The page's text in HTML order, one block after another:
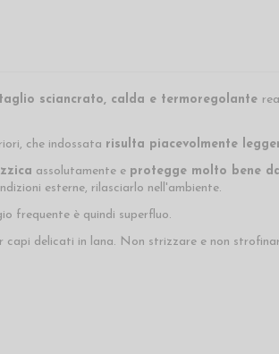
taglio sciancrato, calda e termoregolante
che indossata risulta piacevolmente
assolutamente e protegge molto bene
esterne, rilasciarlo nell'ambiente.
frequente è quindi superfluo.
capi delicati in lana. N on strizzare e non